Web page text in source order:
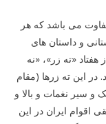
می باشد که هر
و داستان های
«ته زر»، «نه
در این ته زرها (مقام
و سیر نغمات و بالا و
اقوام ایران در این